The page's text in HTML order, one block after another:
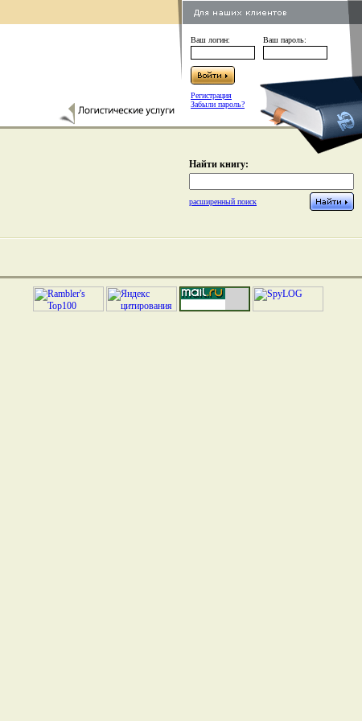
Ваш логин: Ваш пароль:
Регистрация
Забыли пароль?
Найти книгу:
расширенный поиск